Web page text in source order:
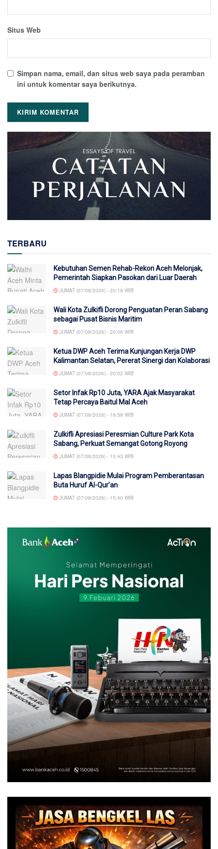
Situs Web
Simpan nama, email, dan situs web saya pada peramban
ini untuk komentar saya berikutnya.
TERBARU
Kebutuhan Semen Rehab-Rekon Aceh Melonjak,
Pemerintah Siapkan Pasokan dari Luar Daerah
JUMAT (07/08/2026) - 20:18 WIB
Wali Kota Zulkifli Dorong Penguatan Peran Sabang
sebagai Pusat Bisnis Maritim
JUMAT (07/08/2026) - 20:06 WIB
Ketua DWP Aceh Terima Kunjungan Kerja DWP
Kalimantan Selatan, Pererat Sinergi dan Kolaborasi
JUMAT (07/08/2026) - 20:02 WIB
Setor Infak Rp10 Juta, YARA Ajak Masyarakat
Tetap Percaya Baitul Mal Aceh
JUMAT (07/08/2026) - 19:58 WIB
Zulkifli Apresiasi Peresmian Culture Park Kota
Sabang, Perkuat Semangat Gotong Royong
JUMAT (07/08/2026) - 15:43 WIB
Lapas Blangpidie Mulai Program Pemberantasan
Buta Huruf Al-Qur’an
JUMAT (07/08/2026) - 15:40 WIB